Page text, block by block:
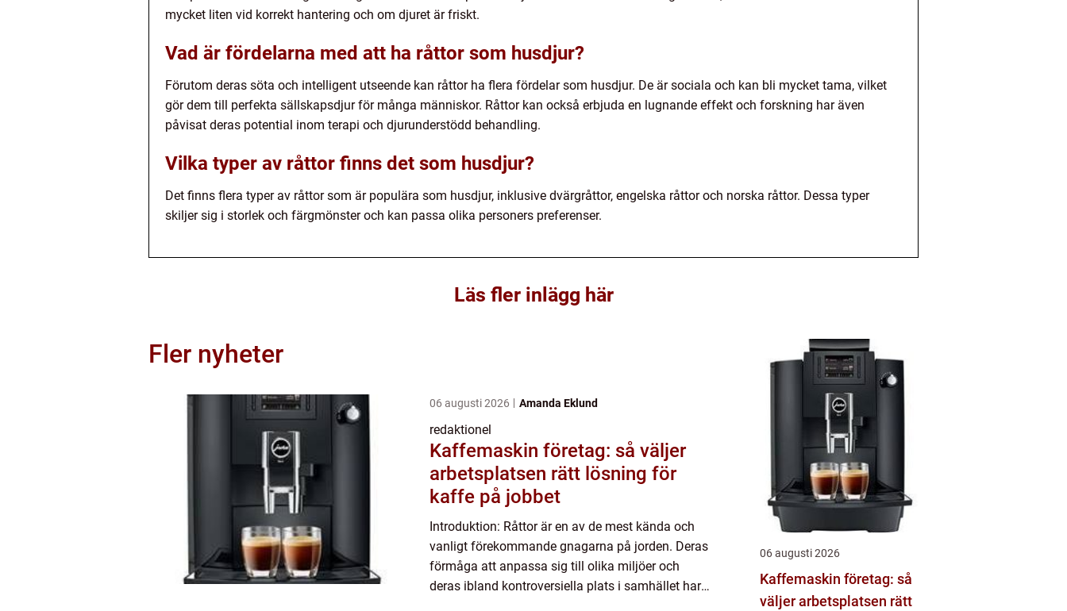
mycket liten vid korrekt hantering och om djuret är friskt.
Vad är fördelarna med att ha råttor som husdjur?
Förutom deras söta och intelligent utseende kan råttor ha flera fördelar som husdjur. De är sociala och kan bli mycket tama, vilket
gör dem till perfekta sällskapsdjur för många människor. Råttor kan också erbjuda en lugnande effekt och forskning har även
påvisat deras potential inom terapi och djurunderstödd behandling.
Vilka typer av råttor finns det som husdjur?
Det finns flera typer av råttor som är populära som husdjur, inklusive dvärgråttor, engelska råttor och norska råttor. Dessa typer
skiljer sig i storlek och färgmönster och kan passa olika personers preferenser.
Läs fler inlägg här
Fler nyheter
06 augusti 2026 Amanda Eklund
redaktionel
Kaffemaskin företag: så väljer
arbetsplatsen rätt lösning för
kaffe på jobbet
Introduktion: Råttor är en av de mest kända och
vanligt förekommande gnagarna på jorden. Deras
förmåga att anpassa sig till olika miljöer och
deras ibland kontroversiella plats i samhället har
06 augusti 2026
Kaffemaskin företag: så
väljer arbetsplatsen rätt